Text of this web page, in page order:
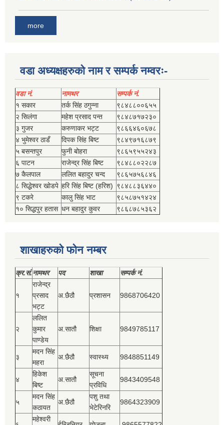
more
वडा अध्यक्षहरुको नाम र सम्पर्क नम्वरः-
वडा नं. नामथर
सम्पर्क नं.
१ सकार
तर्क सिंह ठगुन्‍ना
९८४८८००६५५
२ सिलंगा
महेश प्रसाद पन्त
९८४८७१७२३०
३ गुजर
करुणाकर भट्ट
९८६६४६०६७८
४ भुमेश्‍वर ठाडँ
दिपक सिंह बिष्‍ट
९८४९७१६८७९
५ बसन्तपुर
फुनी बोहरा
९८६५९५५२४३
६ पाटन
राजेन्द्र सिंह बिष्‍ट
९८४८८०२२८७
७ कैलपाल
ललित बहादुर चन्द
९८६५७५६८४६
८ सिद्धेश्‍वर खोडपे हरि सिंह बिष्‍ट (हरिश) ९८४८८३६४४०
९ टकरे
कालु सिंह भाट
९८५८७५१४२४
१० सिद्धपुर हतास धन बहादुर कुवर ९८६८७८५३६२
शाखाहरुको फोन नम्बर
क्र.सं.नामथर पद शाखा सम्‍पर्क नं.
१
राजेन्द्र
प्रसाद
भट्ट
अ.छैठौ प्रशासन 9868706420
२
ललित
कुमार
पाण्डेय
अ.सातौ शिक्षा 9849785117
३
मदन सिंह
महरा
अ.छैठौ स्वास्थ्य 9848851149
४
हिकेश
बिष्‍ट
अ.सातौ
सूचना
प्रविधि
9843409548
५
मदन सिंह
कठायत
अ.छैठौ
पशु तथा
भेटेरिनरि
9864323909
महेश्‍वरी